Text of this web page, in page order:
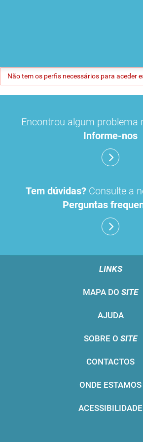
Não tem os perfis necessários para aceder
Encontrou algum problema
Informe-nos
Tem dúvidas? Consulte a
Perguntas
LINKS
MAPA DO SITE
AJUDA
SOBRE O SITE
CONTACTOS
ONDE ESTAMOS
ACESSIBILIDADE